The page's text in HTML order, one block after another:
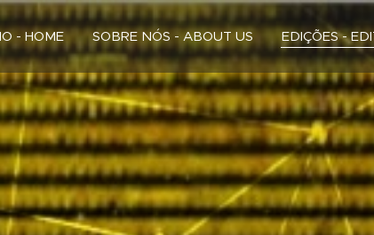
- HOME SOBRE NÓS - ABOUT US EDIÇÕES -